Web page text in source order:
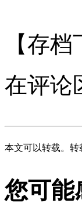
【存档
在评论
本文可以转载。
您可能